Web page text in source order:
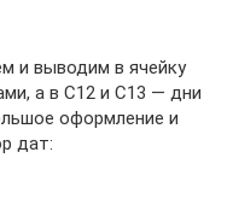
и выводим в ячейку
а в C12 и C13 — дни
оформление и
дат: